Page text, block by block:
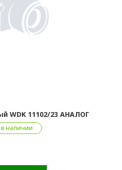
WDK 11102/23 АНАЛОГ
в наличии